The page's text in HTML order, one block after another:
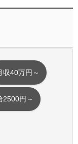
収40万円～
2500円～